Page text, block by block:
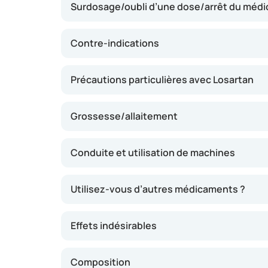
les vaisseaux sanguins se relâchent, ce qui
de lésions d’organes tels que les reins.
semaines.
Surdosage/oubli d’une dose/arrêt du
Contre-indications
Précautions particulières avec Losartan
Grossesse/allaitement
Conduite et utilisation de machines
Utilisez-vous d’autres médicaments ?
Effets indésirables
Composition